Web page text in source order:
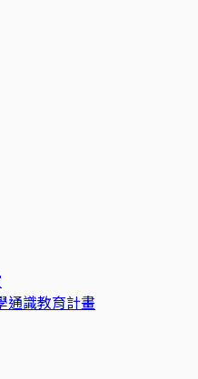
通識教育計畫